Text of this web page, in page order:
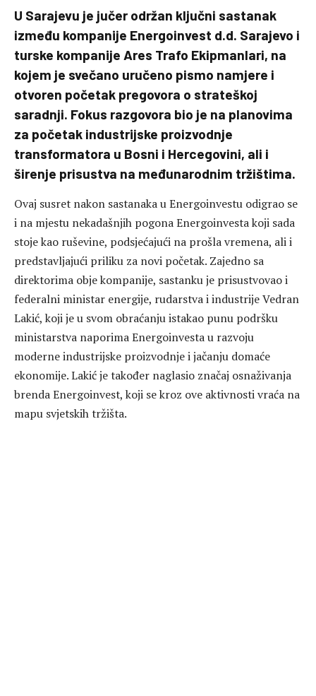
U Sarajevu je jučer održan ključni sastanak
između kompanije Energoinvest d.d. Sarajevo i
turske kompanije Ares Trafo Ekipmanlari, na
kojem je svečano uručeno pismo namjere i
otvoren početak pregovora o strateškoj
saradnji. Fokus razgovora bio je na planovima
za početak industrijske proizvodnje
transformatora u Bosni i Hercegovini, ali i
širenje prisustva na međunarodnim tržištima.
Ovaj susret nakon sastanaka u Energoinvestu odigrao se
i na mjestu nekadašnjih pogona Energoinvesta koji sada
stoje kao ruševine, podsjećajući na prošla vremena, ali i
predstavljajući priliku za novi početak. Zajedno sa
direktorima obje kompanije, sastanku je prisustvovao i
federalni ministar energije, rudarstva i industrije Vedran
Lakić, koji je u svom obraćanju istakao punu podršku
ministarstva naporima Energoinvesta u razvoju
moderne industrijske proizvodnje i jačanju domaće
ekonomije. Lakić je također naglasio značaj osnaživanja
brenda Energoinvest, koji se kroz ove aktivnosti vraća na
mapu svjetskih tržišta.